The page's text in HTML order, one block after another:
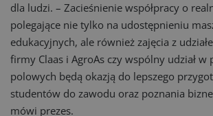
dla ludzi. – Zacieśnienie współpracy o
polegające nie tylko na udostępnieniu
edukacyjnych, ale również zajęcia z
firmy Claas i AgroAs czy wspólny udział w
polowych będą okazją do lepszego
studentów do zawodu oraz poznania
mówi prezes.